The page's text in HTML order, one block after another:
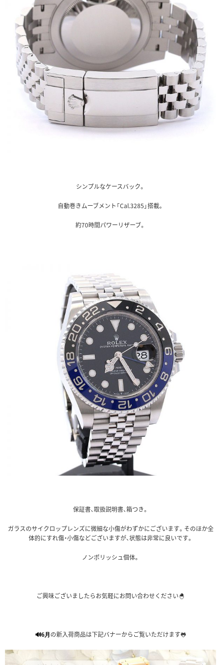
シンプルなケースバック。
自動巻きムーブメント「Cal.3285」搭載。
約70時間パワーリザーブ。
保証書、取扱説明書、箱つき。
ガラスのサイクロップレンズに微細な小傷がわずかにございます。そのほか全
体的にすれ傷・小傷などございますが、状態は非常に良いです。
ノンポリッシュ個体。
ご興味ございましたらお気軽にお問い合わせください🐣
🔊6月 の新入荷商品は下記バナーからご覧いただけます🐸